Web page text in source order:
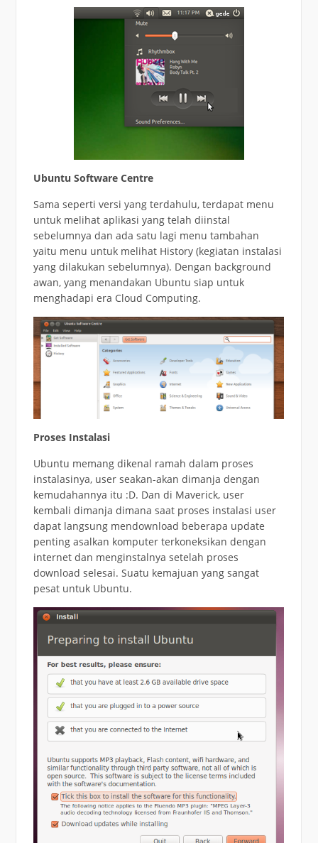
Ubuntu Software Centre
Sama seperti versi yang terdahulu, terdapat menu
untuk melihat aplikasi yang telah diinstal
sebelumnya dan ada satu lagi menu tambahan
yaitu menu untuk melihat History (kegiatan instalasi
yang dilakukan sebelumnya). Dengan background
awan, yang menandakan Ubuntu siap untuk
menghadapi era Cloud Computing.
Proses Instalasi
Ubuntu memang dikenal ramah dalam proses
instalasinya, user seakan-akan dimanja dengan
kemudahannya itu :D. Dan di Maverick, user
kembali dimanja dimana saat proses instalasi user
dapat langsung mendownload beberapa update
penting asalkan komputer terkoneksikan dengan
internet dan menginstalnya setelah proses
download selesai. Suatu kemajuan yang sangat
pesat untuk Ubuntu.